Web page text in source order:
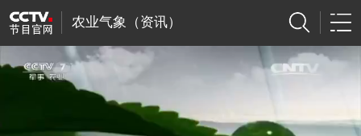
农业气象（资讯）